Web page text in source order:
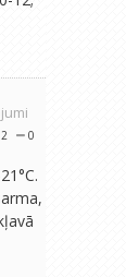
0
2